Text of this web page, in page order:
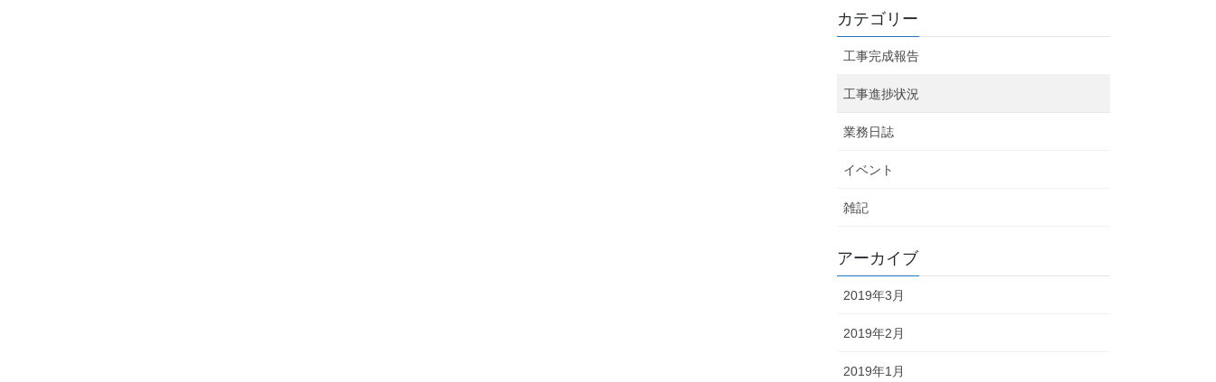
カテゴリー
工事完成報告
工事進捗状況
業務日誌
イベント
雑記
アーカイブ
2019年3月
2019年2月
2019年1月